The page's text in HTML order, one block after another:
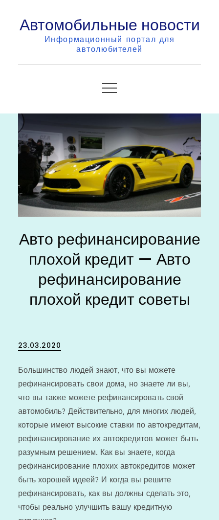
contentАвтомобильные новости
Информационный портал для
автолюбителей
Авто рефинансирование
плохой кредит — Авто
рефинансирование
плохой кредит советы
Posted
23.03.2020
Большинство людей знают, что вы можете
рефинансировать свои дома, но знаете ли вы,
что вы также можете рефинансировать свой
автомобиль? Действительно, для многих людей,
которые имеют высокие ставки по автокредитам,
рефинансирование их автокредитов может быть
разумным решением. Как вы знаете, когда
рефинансирование плохих автокредитов может
быть хорошей идеей? И когда вы решите
рефинансировать, как вы должны сделать это,
чтобы реально улучшить вашу кредитную